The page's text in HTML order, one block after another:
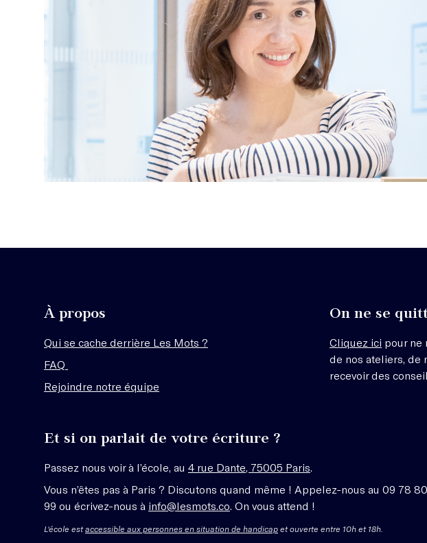
À propos
Qui se cache derrière Les Mots ?
FAQ
Rejoindre notre équipe
On ne se
Cliquez ici pour ne
de nos ateliers, de
recevoir des
Et si on parlait de votre écriture ?
Passez nous voir à l’école, au 4 rue Dante, 75005 Paris
Vous n’êtes pas à Paris ? Discutons quand même ! Appelez-nous au 09 78 80
99 ou écrivez-nous à info@lesmots.co . On vous attend !
L'école estaccessible aux personnes en situation de handicap et ouverte entre 10h et 18h.